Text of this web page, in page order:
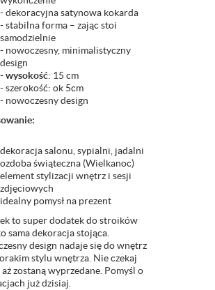
- dekoracyjna satynowa kokarda
- stabilna forma – zając stoi
samodzielnie
- nowoczesny, minimalistyczny
design
- wysokość: 15 cm
- szerokość: ok 5cm
- nowoczesny design
dekoracja salonu, sypialni, jadalni
ozdoba świąteczna (Wielkanoc)
element stylizacji wnętrz i sesji
zdjęciowych
idealny pomysł na prezent
to super dodatek do stroików
sama dekoracja stojąca.
design nadaje się do wnętrz
stylu wnętrza. Nie czekaj
aż zostaną wyprzedane. Pomyśl o
już dzisiaj.